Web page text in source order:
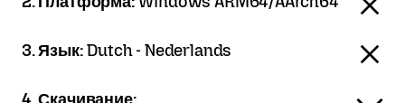
3. Язык:Dutch - Nederlands